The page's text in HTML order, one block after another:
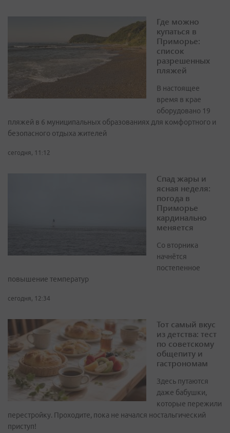
Где можно
купаться в
Приморье:
список
разрешенных
пляжей
В настоящее
время в крае
оборудовано 19
пляжей в 6 муниципальных образованиях для комфортного и
безопасного отдыха жителей
сегодня, 11:12
Спад жары и
ясная неделя:
погода в
Приморье
кардинально
меняется
Со вторника
начнётся
постепенное
повышение температур
сегодня, 12:34
Тот самый вкус
из детства: тест
по советскому
общепиту и
гастрономам
Здесь путаются
даже бабушки,
которые пережили
перестройку. Проходите, пока не начался ностальгический
приступ!